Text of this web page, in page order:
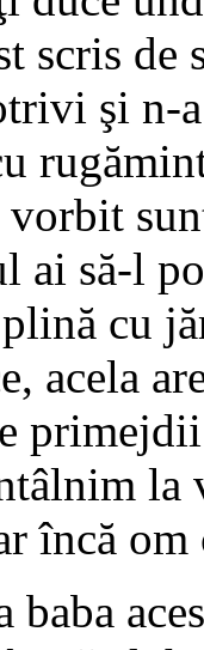
scris de
şi n-
vorbit
ai să-l
cu
acela
la
încă
baba